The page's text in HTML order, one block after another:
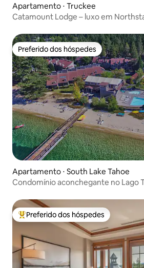
Apartamento ⋅ Truckee
Catamount Lodge – luxo em
Preferido dos hóspedes
Preferido dos hóspedes
Apartamento ⋅ South Lake Tahoe
Condomínio aconchegante no Lago
Entre os melhores preferidos dos
Preferido dos hóspedes